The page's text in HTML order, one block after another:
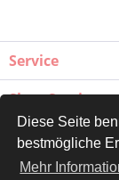
Diese Seite
bestmögliche
Mehr
Service
Shop Service
Informationen
Newsletter